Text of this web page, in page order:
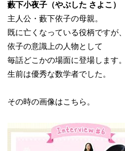
藪下小夜子（やぶした さよこ）
主人公・藪下依子の母親。
既に亡くなっている役柄ですが、
依子の意識上の人物として
毎話どこかの場面に登場します。
生前は優秀な数学者でした。
その時の画像はこちら。